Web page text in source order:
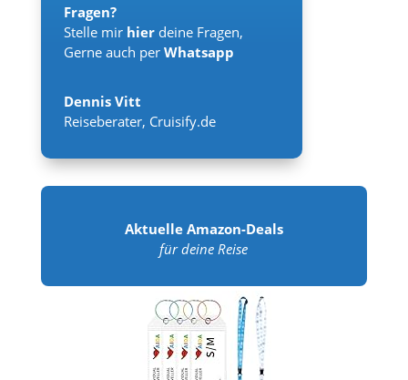
Fragen?
Stelle mir hier deine Fragen,
Gerne auch per Whatsapp
Dennis Vitt
Reiseberater, Cruisify.de
Aktuelle Amazon-Deals
für deine Reise